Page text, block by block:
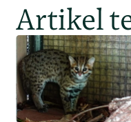
Artikel